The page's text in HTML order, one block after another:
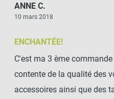
ANNE C.
10 mars 2018
ENCHANTÉE!
C'est ma 3 ème
contente de la qualité des
accessoires ainsi que des